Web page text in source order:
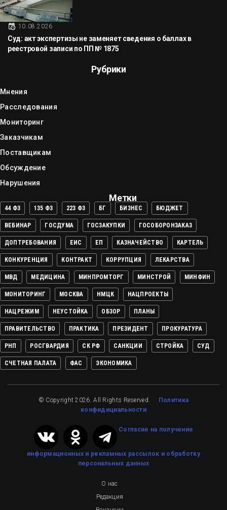
10.08.2026
Суд: акт экспертизы не заменяет сведения о баллах в
реестровой записи по ПП № 1875
Рубрики
Мнения
Расследования
Мониторинг
Заказчикам
Поставщикам
Обсуждение
Нарушения
Метки
44 ФЗ 135 ФЗ 223 ФЗ БГ БИЗНЕС БЮДЖЕТ
ВЕБИНАР ГОСДУМА ГОСЗАКУПКИ ГОСОБОРОНЗАКАЗ
ДОПТРЕБОВАНИЯ ЕИС ЕП КАЗНАЧЕЙСТВО КАРТЕЛЬ
КОНКУРЕНЦИЯ КОНТРАКТ КОРРУПЦИЯ ЛЕКАРСТВА
МВД МЕДИЦИНА МИНПРОМТОРГ МИНСТРОЙ МИНФИН
МОНИТОРИНГ МОСКВА НМЦК НАЦПРОЕКТЫ
НАЦРЕЖИМ НЕУСТОЙКА ОБЗОР ПЛАНЫ
ПРАВИТЕЛЬСТВО ПРАКТИКА ПРЕЗИДЕНТ ПРОКУРАТУРА
РНП РОСГВАРДИЯ СК РФ САНКЦИИ СТРОЙКА СУД
СЧЕТНАЯ ПАЛАТА ФАС ЭКОНОМИКА
© Copyright 2026. All Rights Reserved.
Политика
конфидициальности
Cогласие на получение
информационных и рекламных рассылок и обработку
персональных данных
О нас
Редакция